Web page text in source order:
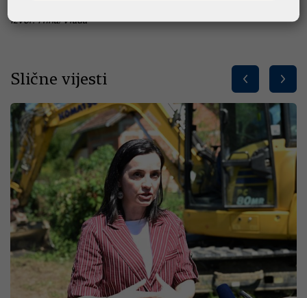
Izvor: Hina/Vlada
Slične vijesti